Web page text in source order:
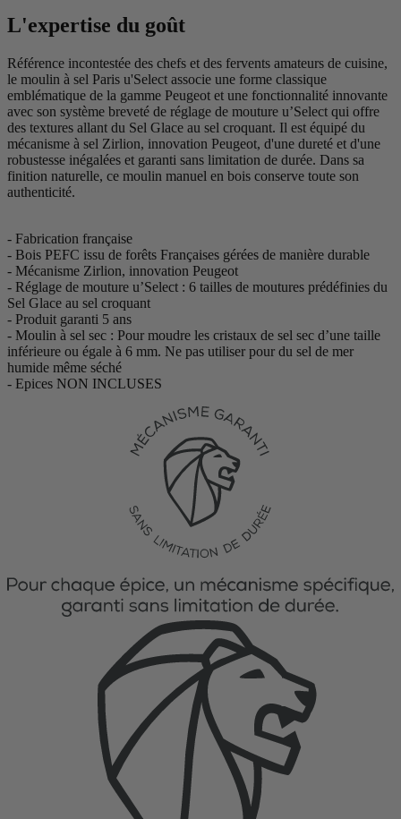
L'expertise du goût
Référence incontestée des chefs et des fervents amateurs de cuisine,
le moulin à sel Paris u'Select associe une forme classique
emblématique de la gamme Peugeot et une fonctionnalité innovante
avec son système breveté de réglage de mouture u’Select qui offre
des textures allant du Sel Glace au sel croquant. Il est équipé du
mécanisme à sel Zirlion, innovation Peugeot, d'une dureté et d'une
robustesse inégalées et garanti sans limitation de durée. Dans sa
finition naturelle, ce moulin manuel en bois conserve toute son
authenticité.
- Fabrication française
- Bois PEFC issu de forêts Françaises gérées de manière durable
- Mécanisme Zirlion, innovation Peugeot
- Réglage de mouture u’Select : 6 tailles de moutures prédéfinies du
Sel Glace au sel croquant
- Produit garanti 5 ans
- Moulin à sel sec : Pour moudre les cristaux de sel sec d’une taille
inférieure ou égale à 6 mm. Ne pas utiliser pour du sel de mer
humide même séché
- Epices NON INCLUSES